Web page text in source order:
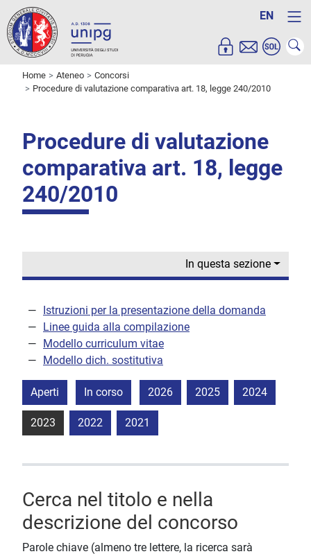
EN
Home Ateneo
Concorsi
Procedure di valutazione comparativa art. 18, legge 240/2010
Procedure di valutazione
comparativa art. 18, legge
240/2010
In questa sezione
Istruzioni per la presentazione della domanda
Linee guida alla compilazione
Modello curriculum vitae
Modello dich. sostitutiva
Aperti In corso 2026 2025 2024
2023 2022 2021
Cerca nel titolo e nella
descrizione del concorso
Parole chiave (almeno tre lettere, la ricerca sarà